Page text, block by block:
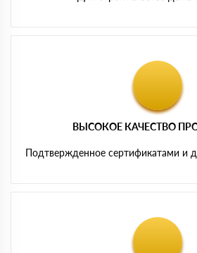
ВЫСОКОЕ КАЧЕСТВО
Подтвержденное сертификатами и